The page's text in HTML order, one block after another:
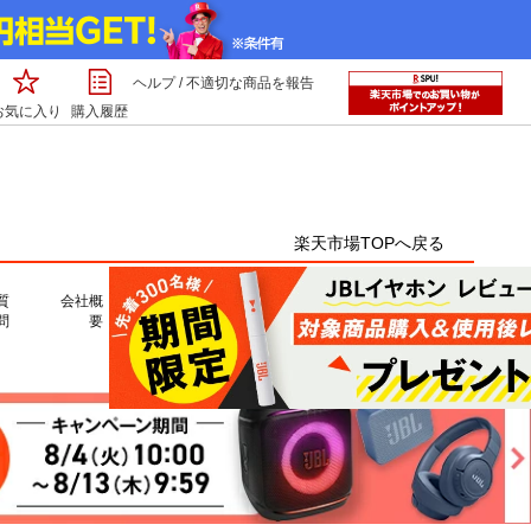
気に入り 購入履歴
ヘルプ/不適切な商品を報告
楽天市場TOPへ戻る
会社概
要